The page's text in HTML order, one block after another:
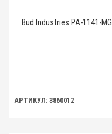
Bud Industries PA-1141-MG
АРТИКУЛ: 3860012